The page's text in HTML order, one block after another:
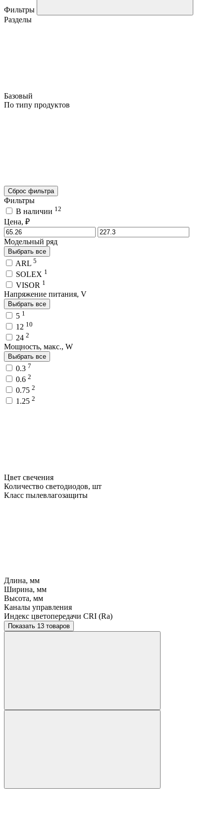
Фильтры
Разделы
Базовый
По типу продуктов
Сброс фильтра
Фильтры
В наличии 12
Цена, ₽
Модельный ряд
Выбрать все
ARL 5
SOLEX 1
VISOR 1
Напряжение питания, V
Выбрать все
5 1
12 10
24 2
Мощность, макс., W
Выбрать все
0.3 7
0.6 2
0.75 2
1.25 2
Цвет свечения
Количество светодиодов, шт
Класс пылевлагозащиты
Длина, мм
Ширина, мм
Высота, мм
Каналы управления
Индекс цветопередачи CRI (Ra)
Показать 13 товаров